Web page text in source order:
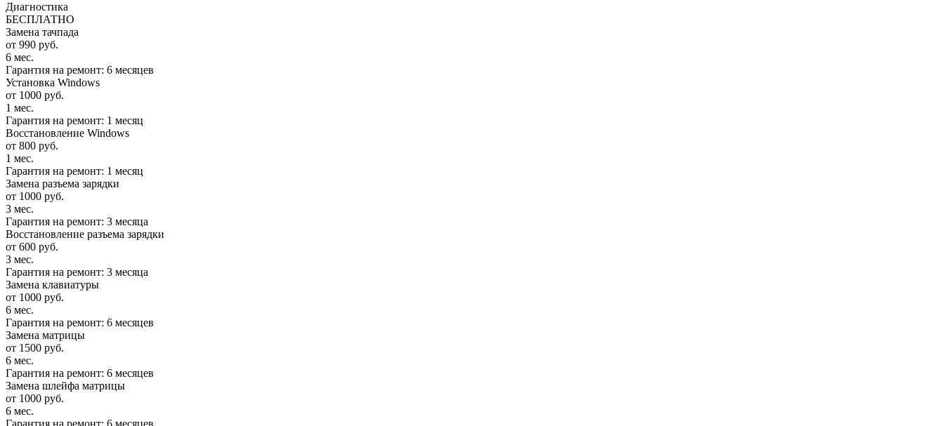
Диагностика
БЕСПЛАТНО
Замена тачпада
от 990 руб.
6 мес.
Гарантия на ремонт: 6 месяцев
Установка Windows
от 1000 руб.
1 мес.
Гарантия на ремонт: 1 месяц
Восстановление Windows
от 800 руб.
1 мес.
Гарантия на ремонт: 1 месяц
Замена разъема зарядки
от 1000 руб.
3 мес.
Гарантия на ремонт: 3 месяца
Восстановление разъема зарядки
от 600 руб.
3 мес.
Гарантия на ремонт: 3 месяца
Замена клавиатуры
от 1000 руб.
6 мес.
Гарантия на ремонт: 6 месяцев
Замена матрицы
от 1500 руб.
6 мес.
Гарантия на ремонт: 6 месяцев
Замена шлейфа матрицы
от 1000 руб.
6 мес.